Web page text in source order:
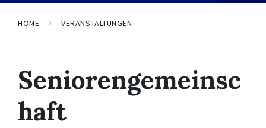
HOME VERANSTALTUNGEN
Seniorengemeinsc
haft